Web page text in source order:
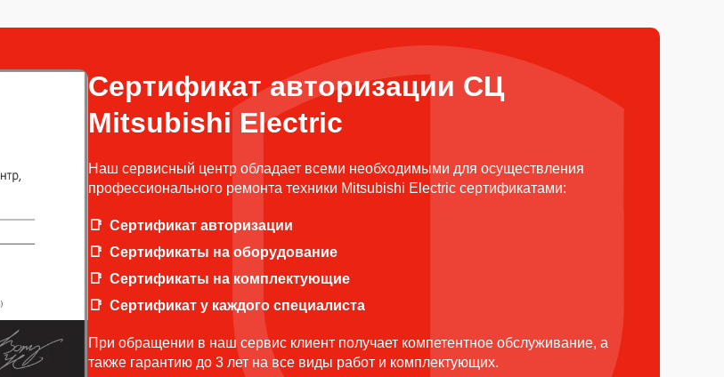
Сертификат авторизации СЦ
Mitsubishi Electric
Наш сервисный центр обладает всеми необходимыми для осуществления
профессионального ремонта техники Mitsubishi Electric сертификатами:
Сертификат авторизации
Сертификаты на оборудование
Сертификаты на комплектующие
Сертификат у каждого специалиста
При обращении в наш сервис клиент получает компетентное обслуживание, а
также гарантию до 3 лет на все виды работ и комплектующих.